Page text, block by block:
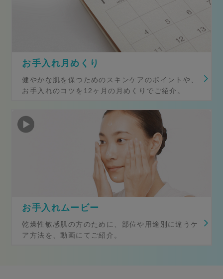
お手入れ月めくり
健やかな肌を保つためのスキンケアのポイントや、
お手入れのコツを12ヶ月の月めくりでご紹介。
お手入れムービー
乾燥性敏感肌の方のために、部位や用途別に違うケ
ア方法を、動画にてご紹介。